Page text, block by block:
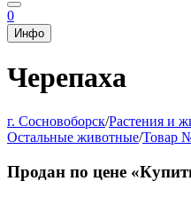
0
Инфо
Черепаха
г. Сосновоборск/Растения и
Остальные животные/Товар
Продан по цене